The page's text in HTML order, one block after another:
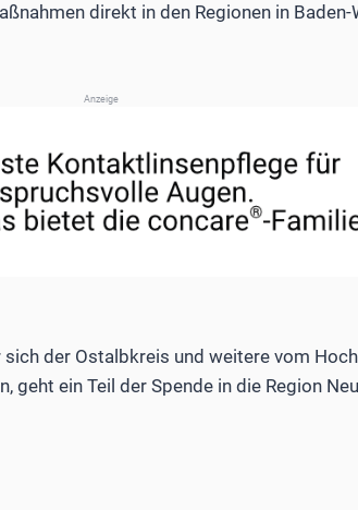
direkt in den Regionen in
Anzeige
sich der Ostalbkreis und weitere vom
geht ein Teil der Spende in die Region